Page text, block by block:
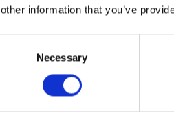
other information that you’ve
Necessary
Bilkyrkogården är ett
installation där naturen
mötesplats för